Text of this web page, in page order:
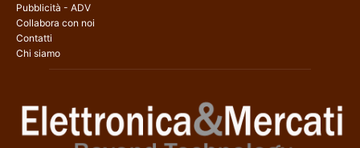
Pubblicità - ADV
Collabora con noi
Contatti
Chi siamo